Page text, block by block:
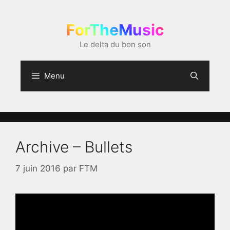
ForTheMusic
Le delta du bon son
Menu
Archive – Bullets
7 juin 2016 par FTM